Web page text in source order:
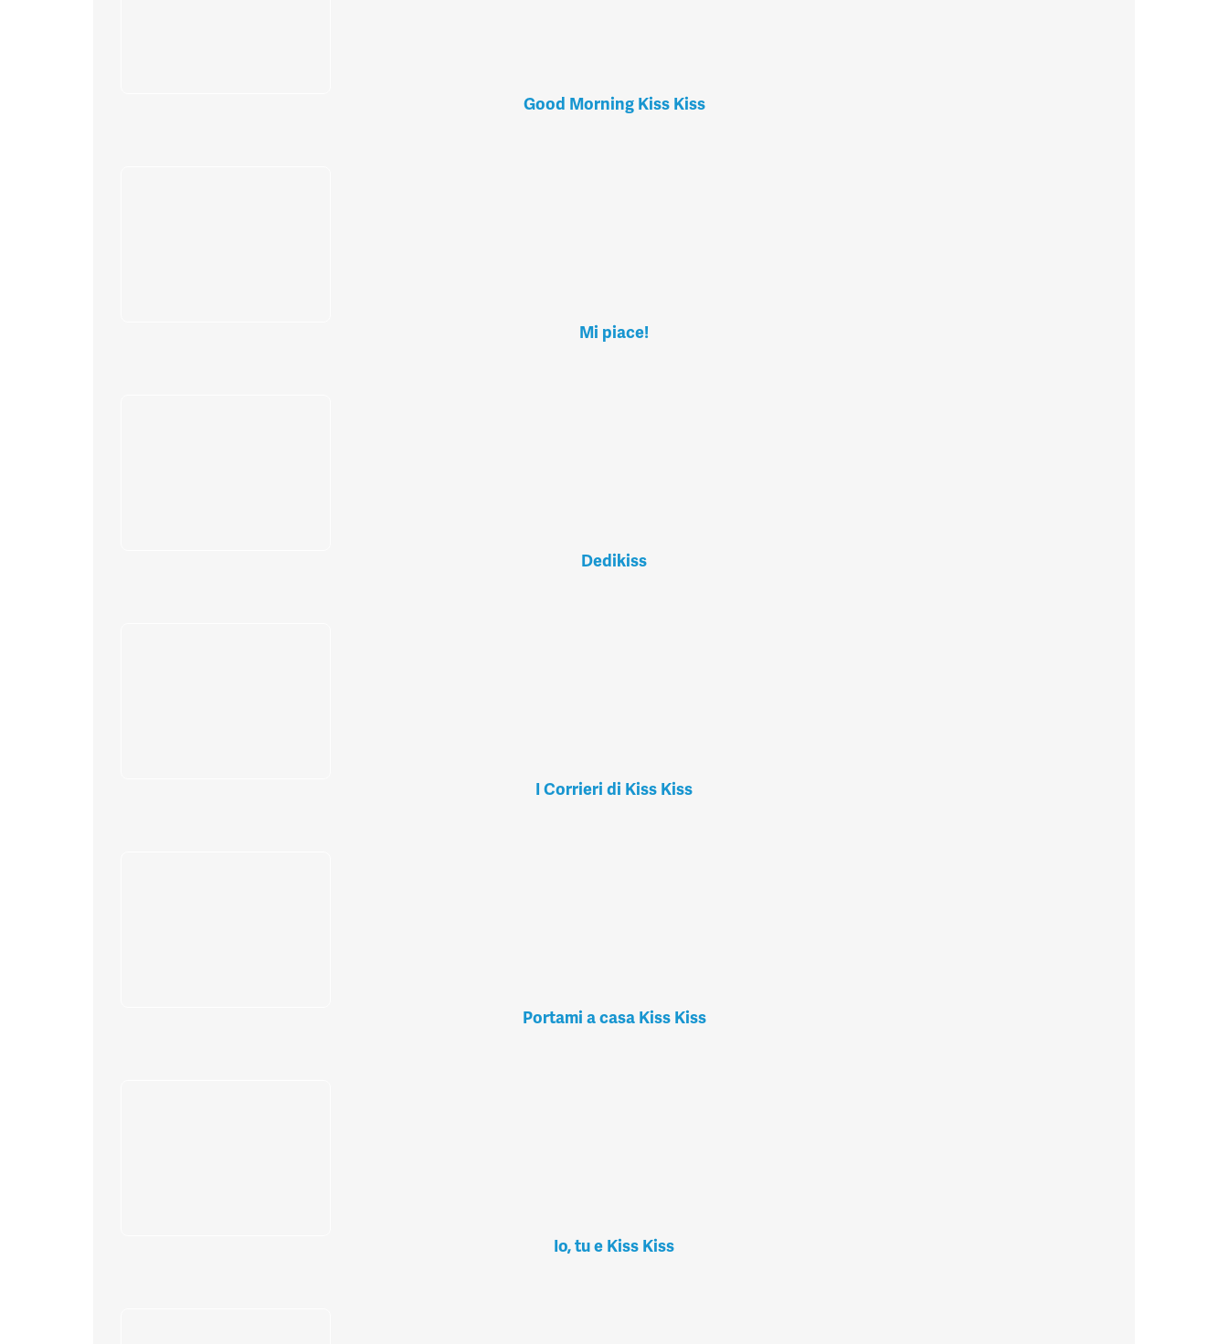
Good Morning Kiss Kiss
Mi piace!
Dedikiss
I Corrieri di Kiss Kiss
Portami a casa Kiss Kiss
Io, tu e Kiss Kiss